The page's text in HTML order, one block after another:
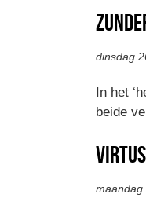
dinsdag
In het
beide
maandag